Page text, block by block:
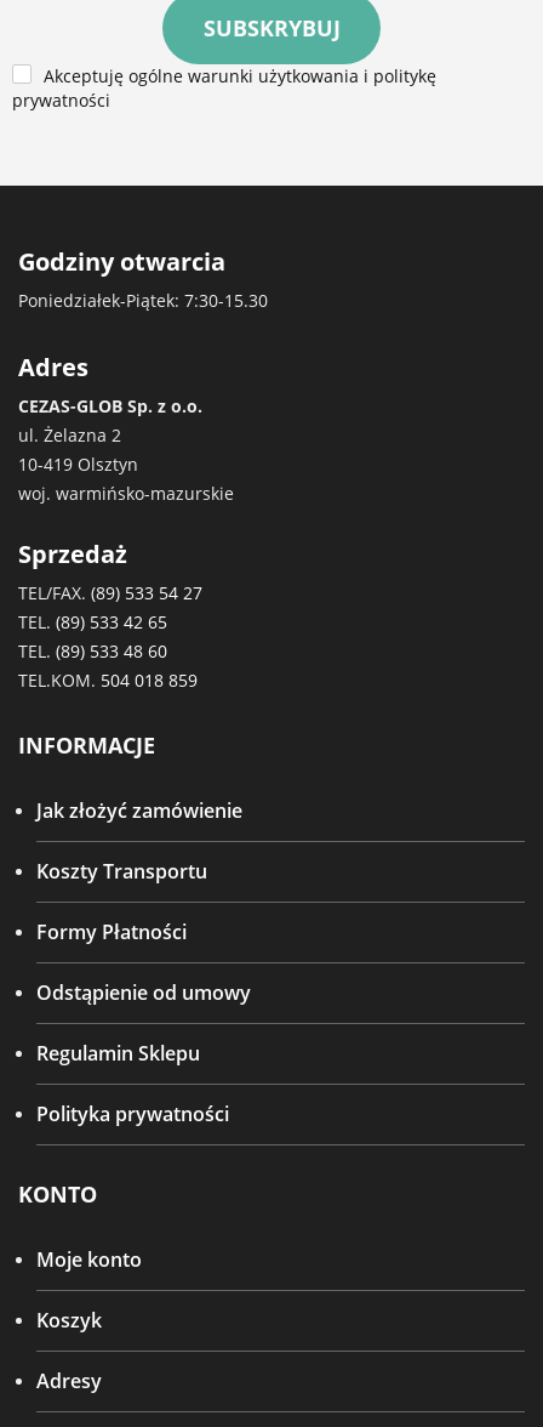
SUBSKRYBUJ
Akceptuję ogólne warunki użytkowania i politykę
prywatności
Godziny otwarcia
Poniedziałek-Piątek: 7:30-15.30
Adres
CEZAS-GLOB Sp. z o.o.
ul. Żelazna 2
10-419 Olsztyn
woj. warmińsko-mazurskie
Sprzedaż
TEL/FAX. (89) 533 54 27
TEL. (89) 533 42 65
TEL. (89) 533 48 60
TEL.KOM. 504 018 859
INFORMACJE
Jak złożyć zamówienie
Koszty Transportu
Formy Płatności
Odstąpienie od umowy
Regulamin Sklepu
Polityka prywatności
KONTO
Moje konto
Koszyk
Adresy